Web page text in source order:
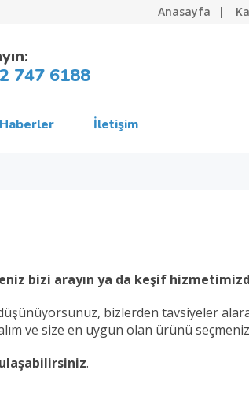
Anasayfa
747 6188
İletişim
bizi arayın ya da keşif
bizlerden tavsiyeler
ve size en uygun olan ürünü
.